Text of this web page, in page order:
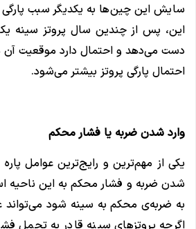
سایش این چین‌ها به یکدیگر سبب پارگی
این، پس از چندین سال پروتز سینه
دست می‌دهد و احتمال دارد موقعیت آن
احتمال پارگی پروتز بیشتر می‌شود.
وارد شدن ضربه یا فشار محکم
یکی از مهم‌ترین و رایج‌ترین عوامل پاره
شدن ضربه و فشار محکم به این ناحیه
به ضربه‌ی محکم به سینه شود می‌تواند